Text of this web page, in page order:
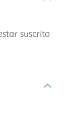
suscrito